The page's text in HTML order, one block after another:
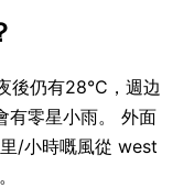
仍有28°C，週边
有零星小雨。 外面
/小時嘅風從 west